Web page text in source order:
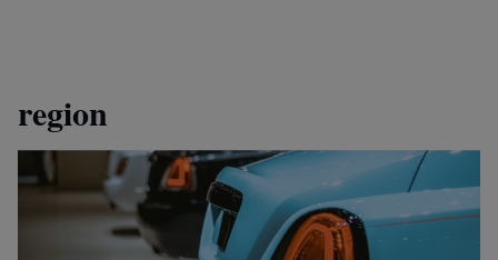
region